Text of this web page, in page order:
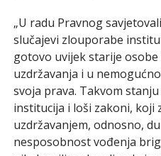
„U radu Pravnog
slučajevi zlouporabe
gotovo uvijek starije
uzdržavanja i u
svoja prava. Takvom
institucija i loši zakoni, koji
uzdržavanjem, odnosno,
nesposobnost vođenja